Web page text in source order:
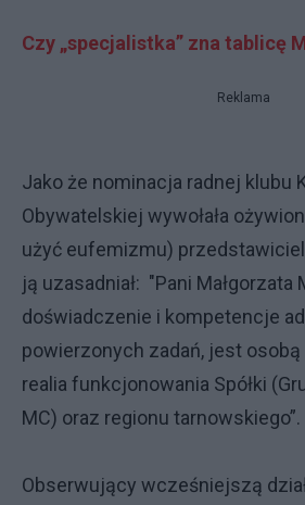
Czy „specjalistka” zna tablicę
Reklama
Jako że nominacja radnej klubu
Obywatelskiej wywołała
użyć eufemizmu)
ją uzasadniał: "Pani Małgorzata
doświadczenie i kompetencje
powierzonych zadań, jest
realia funkcjonowania Spółki
MC) oraz regionu tarnowskiego”.
Obserwujący wcześniejszą